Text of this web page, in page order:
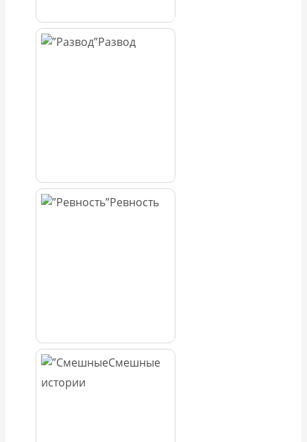
Развод
Ревность
Смешные
истории